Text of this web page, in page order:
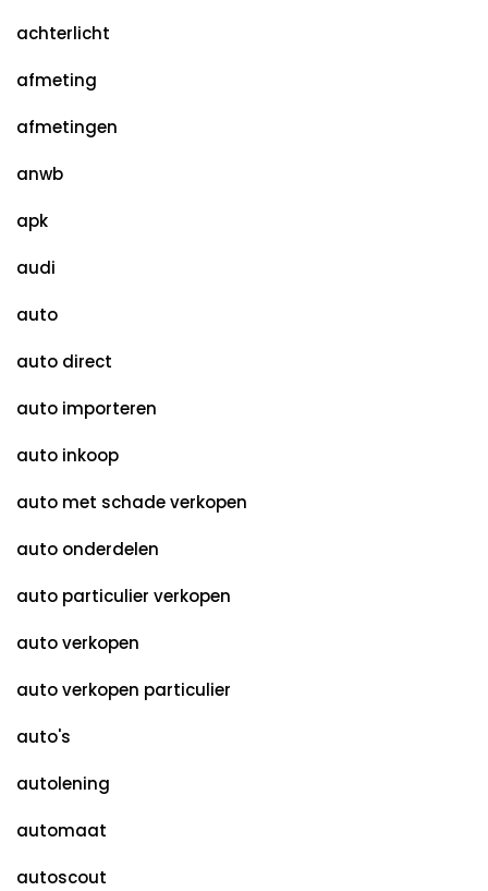
achterlicht
afmeting
afmetingen
anwb
apk
audi
auto
auto direct
auto importeren
auto inkoop
auto met schade verkopen
auto onderdelen
auto particulier verkopen
auto verkopen
auto verkopen particulier
auto's
autolening
automaat
autoscout